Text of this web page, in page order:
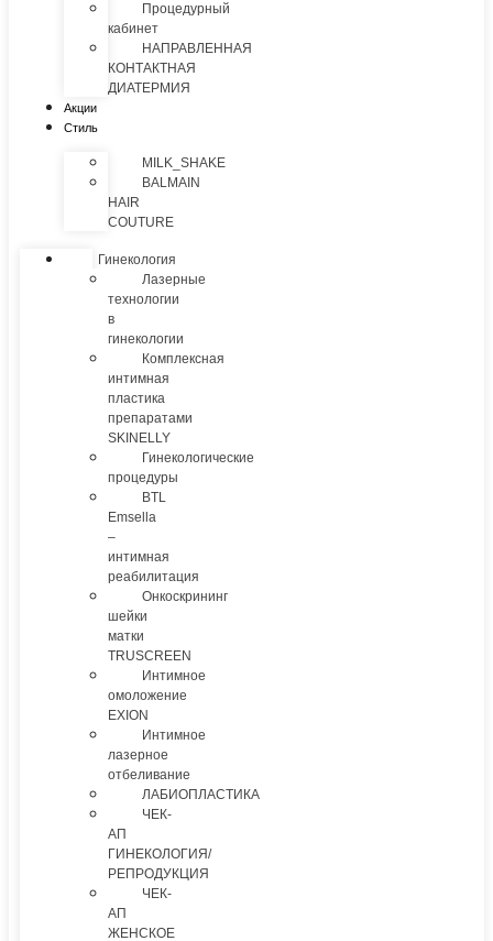
Процедурный
кабинет
НАПРАВЛЕННАЯ
КОНТАКТНАЯ
ДИАТЕРМИЯ
Акции
Стиль
MILK_SHAKE
BALMAIN
HAIR
COUTURE
Гинекология
Лазерные
технологии
в
гинекологии
Комплексная
интимная
пластика
препаратами
SKINELLY
Гинекологические
процедуры
BTL
Emsella
–
интимная
реабилитация
Онкоскрининг
шейки
матки
TRUSCREEN
Интимное
омоложение
EXION
Интимное
лазерное
отбеливание
ЛАБИОПЛАСТИКА
ЧЕК-
АП
ГИНЕКОЛОГИЯ/
РЕПРОДУКЦИЯ
ЧЕК-
АП
ЖЕНСКОЕ